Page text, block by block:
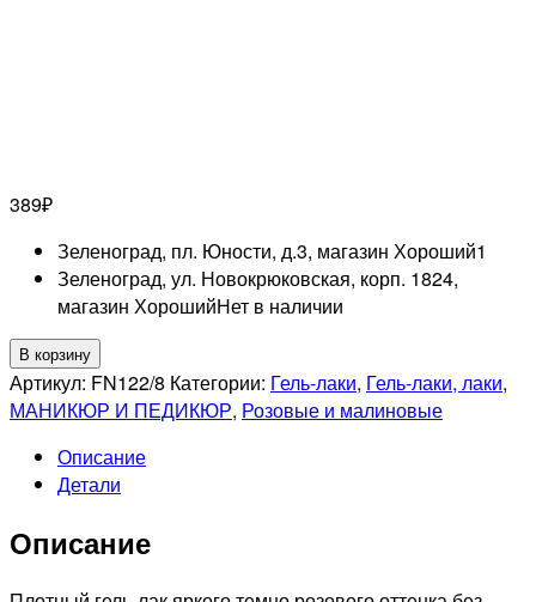
389₽
Зеленоград, пл. Юности, д.3, магазин Хороший1
Зеленоград, ул. Новокрюковская, корп. 1824,
магазин ХорошийНет в наличии
Количество
товара
UNO
FN122
Гель-
Strawberry
В корзину
Артикул: FN122/8 Категории: Гель-лаки, Гель-лаки, лаки,
МАНИКЮР И ПЕДИКЮР, Розовые и малиновые
Описание
Детали
Описание